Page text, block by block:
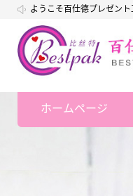
ようこそ百仕德プレゼン
ホームページ